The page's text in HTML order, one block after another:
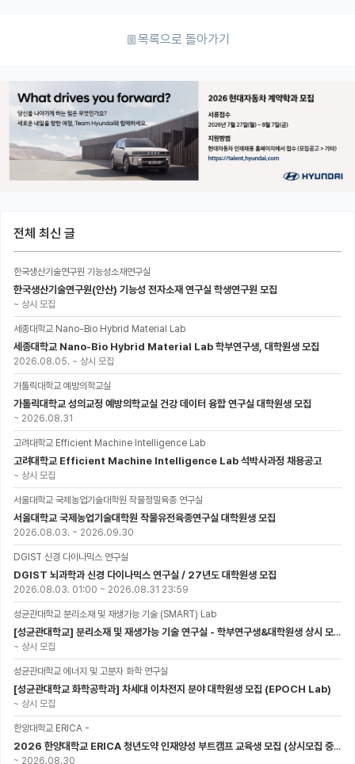
목록으로 돌아가기
전체 최신 글
한국생산기술연구원 기능성소재연구실
한국생산기술연구원(안산) 기능성 전자소재 연구실 학생연구원 모집
~ 상시 모집
세종대학교 Nano-Bio Hybrid Material Lab
세종대학교 Nano-Bio Hybrid Material Lab 학부연구생, 대학원생 모집
2026.08.05. ~ 상시 모집
가톨릭대학교 예방의학교실
가톨릭대학교 성의교정 예방의학교실 건강 데이터 융합 연구실 대학원생 모집
~ 2026.08.31
고려대학교 Efficient Machine Intelligence Lab
고려대학교 Efficient Machine Intelligence Lab 석박사과정 채용공고
~ 상시 모집
서울대학교 국제농업기술대학원 작물정밀육종 연구실
서울대학교 국제농업기술대학원 작물유전육종연구실 대학원생 모집
2026.08.03. ~ 2026.09.30
DGIST 신경 다이나믹스 연구실
DGIST 뇌과학과 신경 다이나믹스 연구실 / 27년도 대학원생 모집
2026.08.03. 01:00 ~ 2026.08.31 23:59
성균관대학교 분리소재 및 재생가능 기술 (SMART) Lab
[성균관대학교] 분리소재 및 재생가능 기술 연구실 - 학부연구생&대학원생 상시 모집 (미래에너지공학과)
~ 상시 모집
성균관대학교 에너지 및 고분자 화학 연구실
[성균관대학교 화학공학과] 차세대 이차전지 분야 대학원생 모집 (EPOCH Lab)
~ 상시 모집
한양대학교 ERICA -
2026 한양대학교 ERICA 청년도약 인재양성 부트캠프 교육생 모집 (상시모집 중, 1차 마감 : ~8.30)
~ 2026.08.30